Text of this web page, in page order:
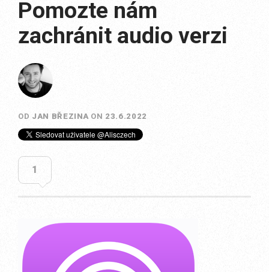
Pomozte nám
zachránit audio verzi
OD JAN BŘEZINA ON 23.6.2022
1